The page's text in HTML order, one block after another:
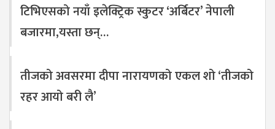
टिभिएसको नयाँ इलेक्ट्रिक स्कुटर ‘अर्बिटर’ नेपाली
बजारमा,यस्ता छन्…
तीजको अवसरमा दीपा नारायणको एकल शो ‘तीजको
रहर आयो बरी लै’